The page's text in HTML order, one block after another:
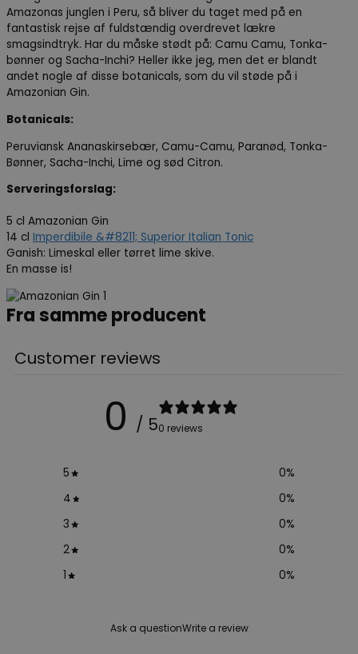
Amazonas junglen i Peru, så bliver du taget med på en
fantastisk rejse af fuldstændig overdrevet lækre
smagsindtryk. Har du måske stødt på: Camu Camu, Tonka-
bønner og Sacha-Inchi? Heller ikke jeg, men det er blandt
andet nogle af disse botanicals, som du vil støde på i
Amazonian Gin.
Botanicals:
Peruviansk Ananaskirsebær, Camu-Camu, Paranød, Tonka-
Bønner, Sacha-Inchi, Lime og sød Citron.
Serveringsforslag:
5 cl Amazonian Gin
14 cl Imperdibile &#8211; Superior Italian Tonic
Ganish: Limeskal eller tørret lime skive.
En masse is!
Fra samme producent
Customer reviews
0 / 50 reviews
5 0%
4
0%
3
0%
2
0%
1
0%
Ask a questionWrite a review